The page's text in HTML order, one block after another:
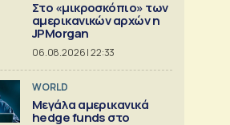
Στο «μικροσκόπιο» των
αμερικανικών αρχών η
JPMorgan
06.08.2026 | 22:33
WORLD
Μεγάλα αμερικανικά
hedge funds στο